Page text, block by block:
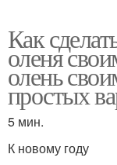
Как
оленя
олень
простых
5 мин.
К новому году